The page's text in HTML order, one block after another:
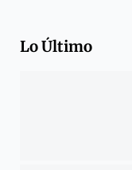
Lo Último